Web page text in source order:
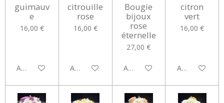
guimauv
e
16,00 €
Ajouter au panier
citrouille
rose
16,00 €
Ajouter au panier
Bougie
bijoux
rose
éternelle
27,00 €
Ajouter au panier
citron
vert
16,00 €
Ajouter au